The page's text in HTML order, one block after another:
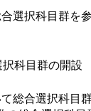
選択科目群を
科目群の開設
総合選択科目